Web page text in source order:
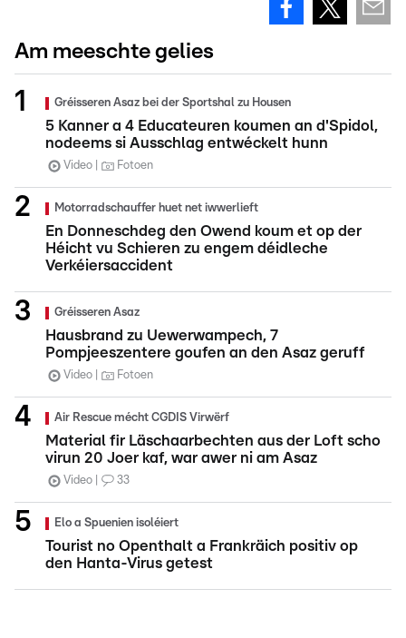
Am meeschte gelies
Gréisseren Asaz bei der Sportshal zu Housen
5 Kanner a 4 Educateuren koumen an d'Spidol,
nodeems si Ausschlag entwéckelt hunn
Video Fotoen
Motorradschauffer huet net iwwerlieft
En Donneschdeg den Owend koum et op der
Héicht vu Schieren zu engem déidleche
Verkéiersaccident
Gréisseren Asaz
Hausbrand zu Uewerwampech, 7
Pompjeeszentere goufen an den Asaz geruff
Video Fotoen
Air Rescue mécht CGDIS Virwërf
Material fir Läschaarbechten aus der Loft scho
virun 20 Joer kaf, war awer ni am Asaz
Video 33
Elo a Spuenien isoléiert
Tourist no Openthalt a Frankräich positiv op
den Hanta-Virus getest